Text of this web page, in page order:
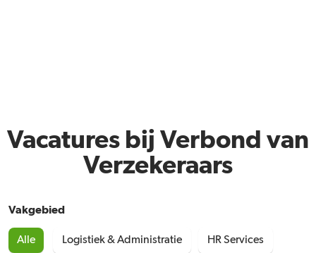
Vacatures bij Verbond van
Verzekeraars
Vakgebied
Alle Logistiek & Administratie HR Services